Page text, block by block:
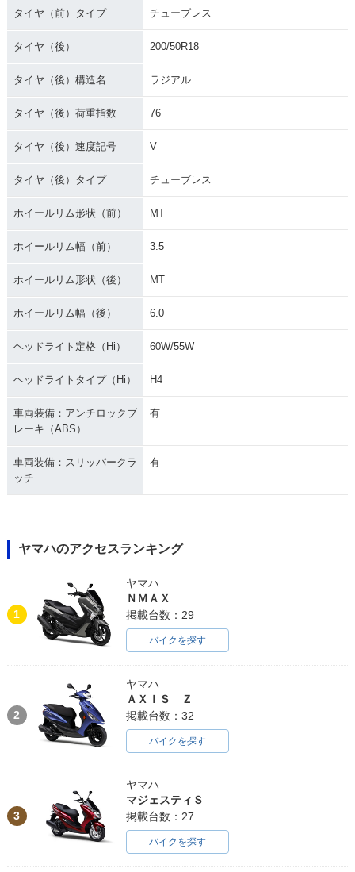
タイヤ（前）タイプ チューブレス
タイヤ（後） 200/50R18
タイヤ（後）構造名 ラジアル
タイヤ（後）荷重指数 76
タイヤ（後）速度記号 V
タイヤ（後）タイプ チューブレス
ホイールリム形状（前） MT
ホイールリム幅（前） 3.5
ホイールリム形状（後） MT
ホイールリム幅（後） 6.0
ヘッドライト定格（Hi） 60W/55W
ヘッドライトタイプ（Hi） H4
車両装備：アンチロックブ
レーキ（ABS）
有
車両装備：スリッパークラ
ッチ
有
ヤマハのアクセスランキング
1
ヤマハ
ＮＭＡＸ
掲載台数：29
バイクを探す
2
ヤマハ
ＡＸＩＳ Ｚ
掲載台数：32
バイクを探す
3
ヤマハ
マジェスティＳ
掲載台数：27
バイクを探す